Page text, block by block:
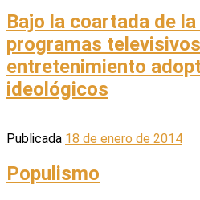
Bajo la coartada de
programas
entretenimiento
ideológicos
Publicada 18 de enero de 2014
Populismo